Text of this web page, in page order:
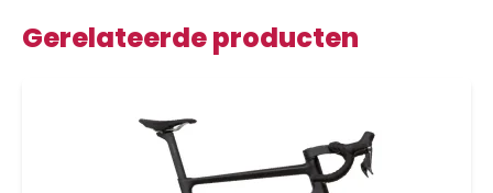
Gerelateerde producten